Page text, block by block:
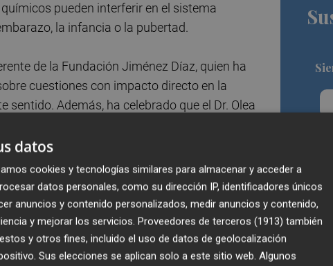
pueden interferir en el sistema
la infancia o la pubertad.
de la Fundación Jiménez Díaz, quien ha
cuestiones con impacto directo en la
Además, ha celebrado que el Dr. Olea
y jefes de servicio del hospital para
a incorporarse cada vez más a la práctica
Corporativa, ha destacado el
y con la necesidad de acercar a la
datos
cookies y tecnologías similares para almacenar y acceder a
datos personales, como su dirección IP, identificadores únicos
anuncios y contenido personalizados, medir anuncios y contenido,
y mejorar los servicios. Proveedores de terceros (1913) también
y otros fines, incluido el uso de datos de geolocalización
Sus elecciones se aplican solo a este sitio web. Algunos